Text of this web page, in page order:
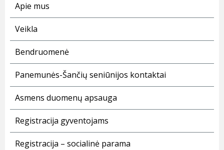
Apie mus
Veikla
Bendruomenė
Panemunės-Šančių seniūnijos kontaktai
Asmens duomenų apsauga
Registracija gyventojams
Registracija – socialinė parama